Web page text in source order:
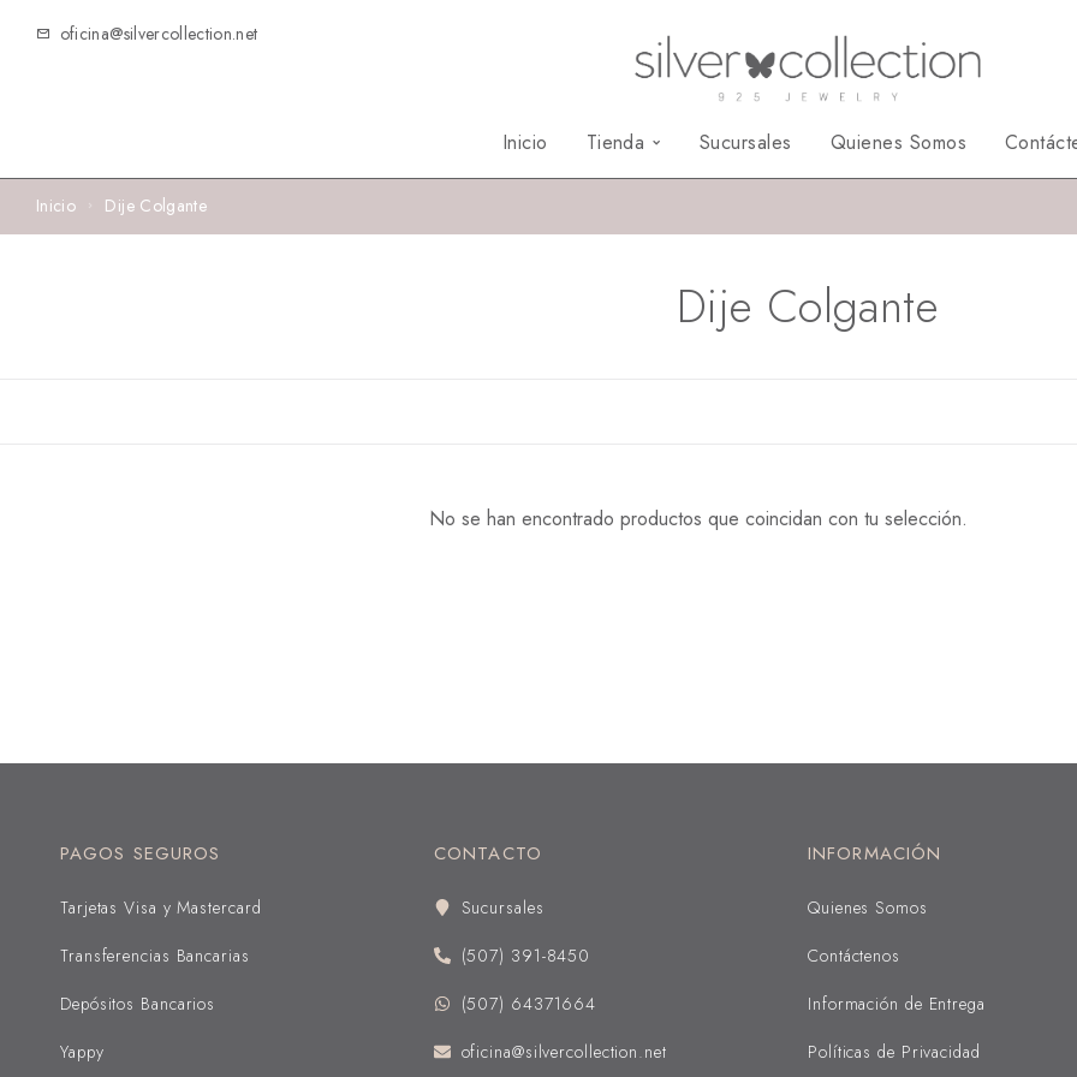
oficina@silvercollection.net
Inicio Tienda Sucursales Quienes Somos
Inicio Dije Colgante
Dije Colgante
No se han encontrado productos que coincidan con tu selección.
PAGOS SEGUROS
Tarjetas Visa y Mastercard
Transferencias Bancarias
Depósitos Bancarios
Yappy
CONTACTO
Sucursales
(507) 391-8450
(507) 64371664
oficina@silvercollection.net
INFORMACIÓN
Quienes Somos
Contáctenos
Información de Entrega
Políticas de Privacidad